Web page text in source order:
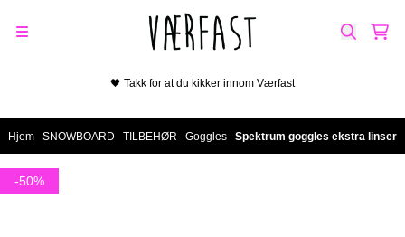
🖤 Takk for at du kikker innom Værfast
Hjem SNOWBOARD TILBEHØR Goggles Spektrum goggles ekstra linser
-50%